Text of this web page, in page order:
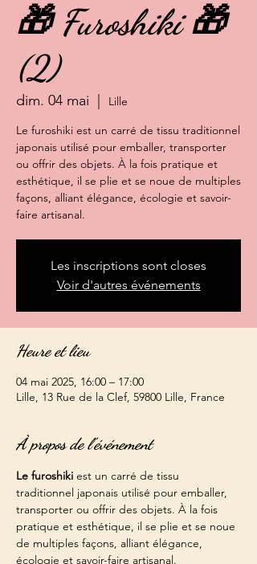
🎁 Furoshiki 🎁
(2)
dim. 04 mai
Lille
Le furoshiki est un carré de tissu traditionnel
japonais utilisé pour emballer, transporter
ou offrir des objets. À la fois pratique et
esthétique, il se plie et se noue de multiples
façons, alliant élégance, écologie et savoir-
faire artisanal.
Les inscriptions sont closes
Voir d'autres événements
Heure et lieu
04 mai 2025, 16:00 – 17:00
Lille, 13 Rue de la Clef, 59800 Lille, France
À propos de l'événement
Le furoshiki est un carré de tissu
traditionnel japonais utilisé pour emballer,
transporter ou offrir des objets. À la fois
pratique et esthétique, il se plie et se noue
de multiples façons, alliant élégance,
écologie et savoir-faire artisanal.